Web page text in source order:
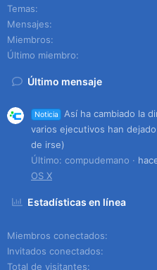
Temas
Mensajes
Miembros
Último miembro
Último mensaje
Noticia
Así ha cambiado la
varios ejecutivos han
de irse)
Último: compudemano
OS X
Estadísticas en línea
Miembros conectados
Invitados conectados
Total de visitantes